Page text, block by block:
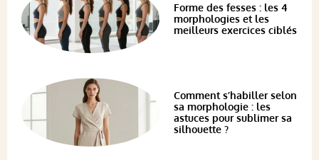
Forme des fesses : les 4
morphologies et les
meilleurs exercices ciblés
Comment s’habiller selon
sa morphologie : les
astuces pour sublimer sa
silhouette ?